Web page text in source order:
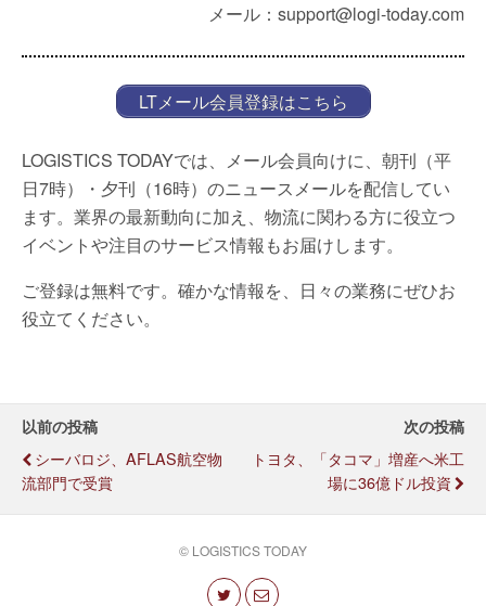
メール：support@logi-today.com
LTメール会員登録はこちら
LOGISTICS TODAYでは、メール会員向けに、朝刊（平
日7時）・夕刊（16時）のニュースメールを配信してい
ます。業界の最新動向に加え、物流に関わる方に役立つ
イベントや注目のサービス情報もお届けします。
ご登録は無料です。確かな情報を、日々の業務にぜひお
役立てください。
以前の投稿
シーバロジ、AFLAS航空物
流部門で受賞
次の投稿
トヨタ、「タコマ」増産へ米工
場に36億ドル投資
© LOGISTICS TODAY